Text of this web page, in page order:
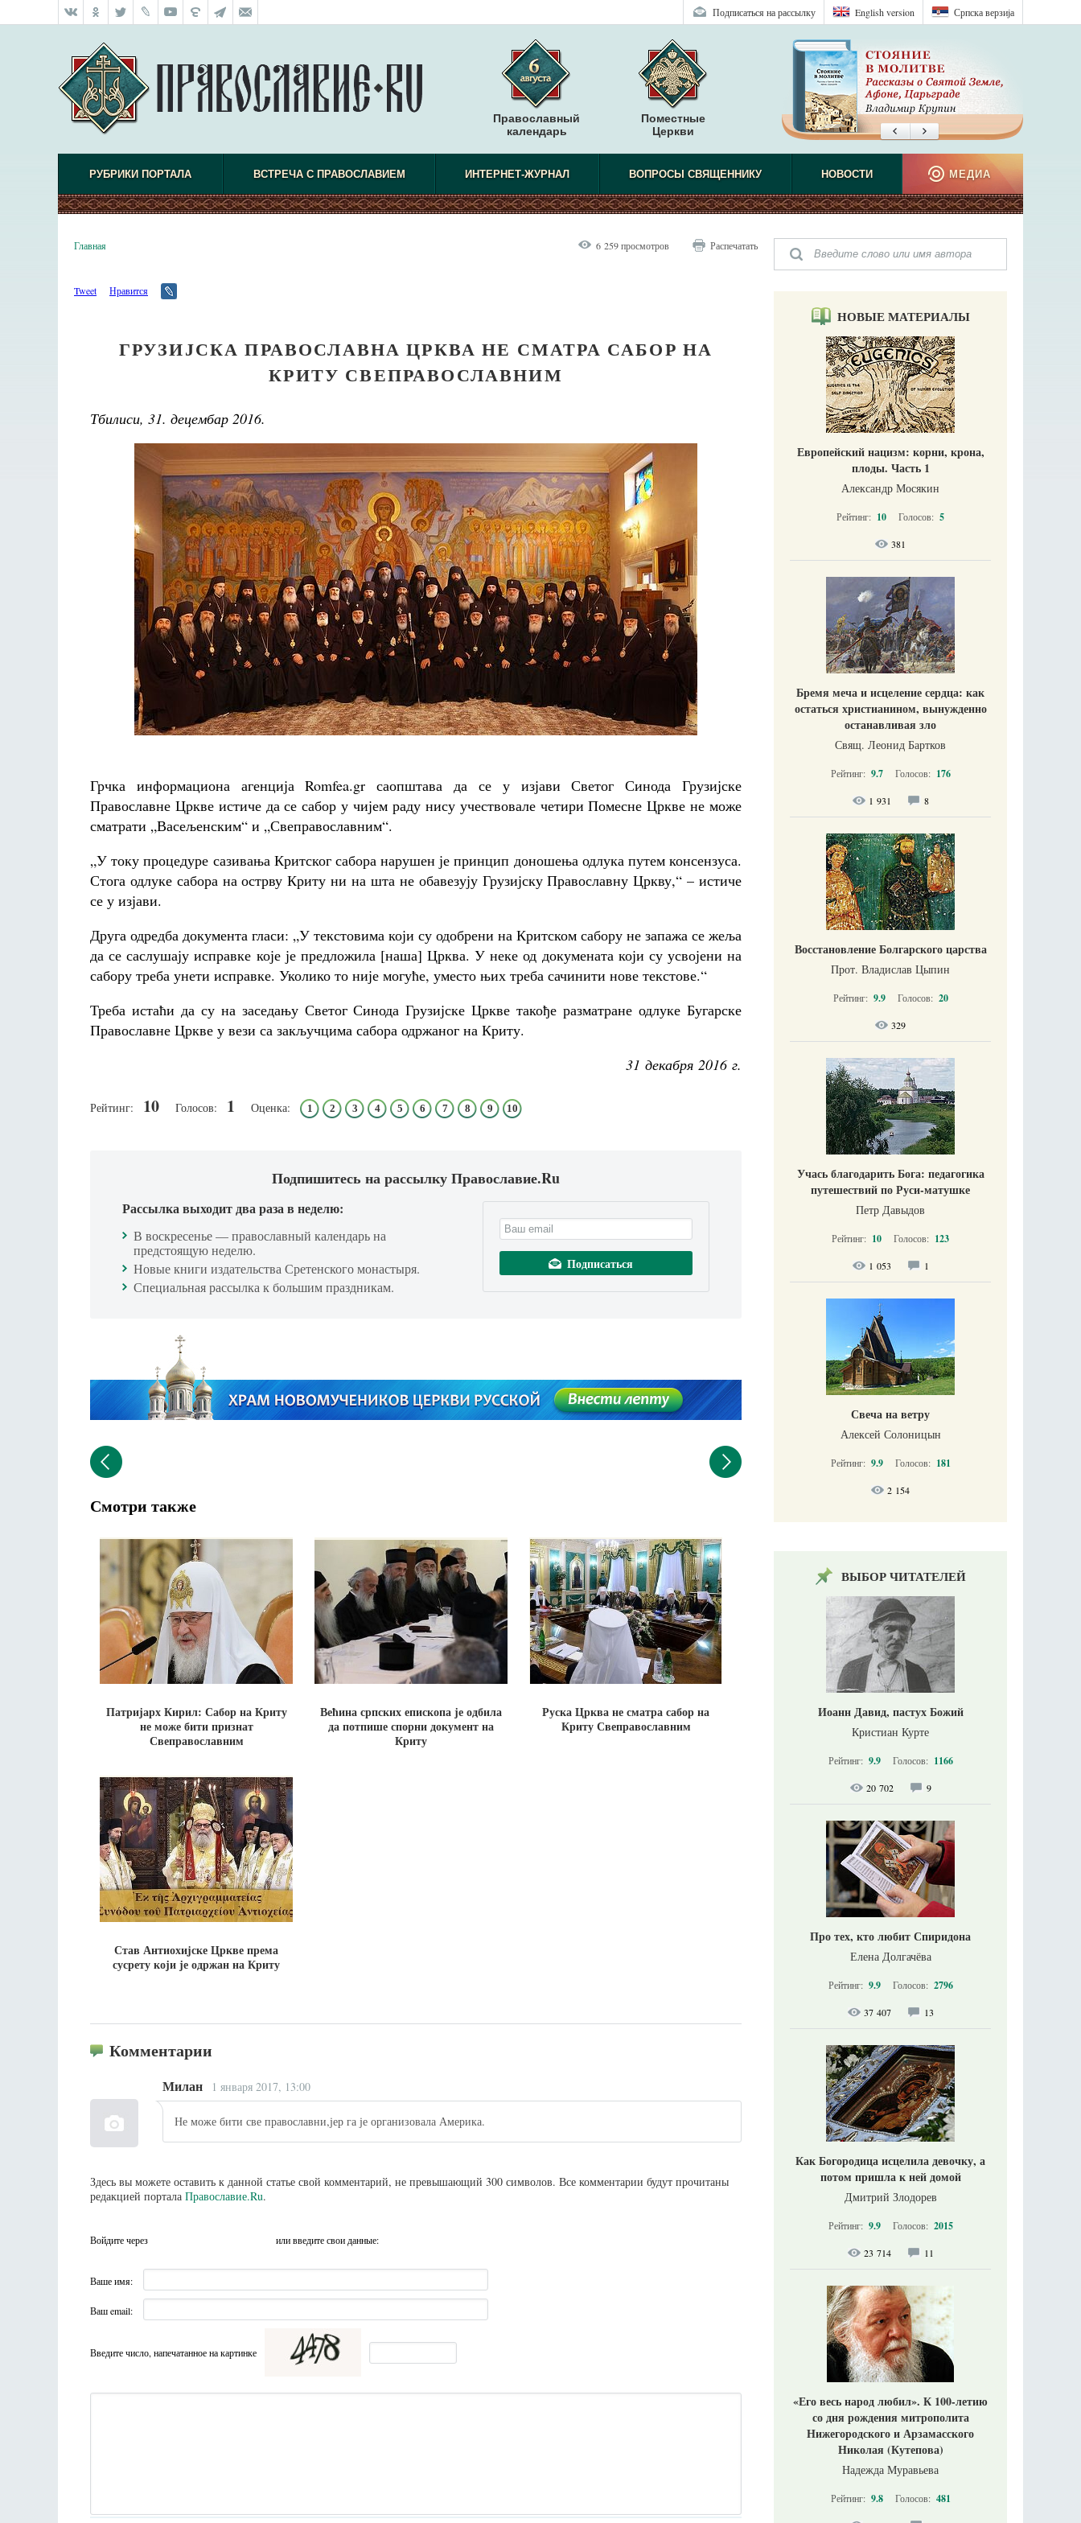
Српска верзиjа
English version
Подписаться на рассылку
Православный
календарь
Поместные
Церкви
РУБРИКИ ПОРТАЛА ВСТРЕЧА С ПРАВОСЛАВИЕМ ИНТЕРНЕТ-ЖУРНАЛ ВОПРОСЫ СВЯЩЕННИКУ НОВОСТИ МЕДИА
Главная 6 259 просмотров Распечатать
Tweet Нравится
ГРУЗИЈСКА ПРАВОСЛАВНА ЦРКВА НЕ СМАТРА САБОР НА
КРИТУ СВЕПРАВОСЛАВНИМ
Тбилиси, 31. децембар 2016.
Грчка информациона агенција Romfea.gr саопштава да се у изјави Светог Синода Грузијске
Православне Цркве истиче да се сабор у чијем раду нису учествовале четири Помесне Цркве не може
сматрати „Васељенским“ и „Свеправославним“.
„У току процедуре сазивања Критског сабора нарушен је принцип доношења одлука путем консензуса.
Стога одлуке сабора на острву Криту ни на шта не обавезују Грузијску Православну Цркву,“ – истиче
се у изјави.
Друга одредба документа гласи: „У текстовима који су одобрени на Критском сабору не запажа се жеља
да се саслушају исправке које је предложила [наша] Црква. У неке од докумената који су усвојени на
сабору треба унети исправке. Уколико то није могуће, уместо њих треба сачинити нове текстове.“
Треба истаћи да су на заседању Светог Синода Грузијске Цркве такође разматране одлуке Бугарске
Православне Цркве у вези са закључцима сабора одржаног на Криту.
31 декабря 2016 г.
Рейтинг: 10 Голосов: 1 Оценка: 1 2 3 4 5 6 7 8 9 10
Подпишитесь на рассылку Православие.Ru
Рассылка выходит два раза в неделю:
В воскресенье — православный календарь на
предстоящую неделю.
Новые книги издательства Сретенского монастыря.
Специальная рассылка к большим праздникам.
Смотри также
Патријарх Кирил: Сабор на Криту
не може бити признат
Свеправославним
Већина српских епископа је одбила
да потпише спорни документ на
Криту
Руска Црква не сматра сабор на
Криту Свеправославним
Став Антиохиjске Цркве према
сусрету који је одржан на Криту
Комментарии
Милан 1 января 2017, 13:00
Не може бити све православни,јер га је организовала Америка.
Здесь вы можете оставить к данной статье свой комментарий, не превышающий 300 символов. Все комментарии будут прочитаны
редакцией портала Православие.Ru.
Войдите через или введите свои данные:
Ваше имя:
Ваш email:
Введите число, напечатанное на картинке
НОВЫЕ МАТЕРИАЛЫ
Европейский нацизм: корни, крона,
плоды. Часть 1
Александр Мосякин
Рейтинг: 10 Голосов: 5
381
Бремя меча и исцеление сердца: как
остаться христианином, вынужденно
останавливая зло
Свящ. Леонид Бартков
Рейтинг: 9.7 Голосов: 176
1 931 8
Восстановление Болгарского царства
Прот. Владислав Цыпин
Рейтинг: 9.9 Голосов: 20
329
Учась благодарить Бога: педагогика
путешествий по Руси-матушке
Петр Давыдов
Рейтинг: 10 Голосов: 123
1 053 1
Свеча на ветру
Алексей Солоницын
Рейтинг: 9.9 Голосов: 181
2 154
ВЫБОР ЧИТАТЕЛЕЙ
Иоанн Давид, пастух Божий
Кристиан Курте
Рейтинг: 9.9 Голосов: 1166
20 702 9
Про тех, кто любит Спиридона
Елена Долгачёва
Рейтинг: 9.9 Голосов: 2796
37 407 13
Как Богородица исцелила девочку, а
потом пришла к ней домой
Дмитрий Злодорев
Рейтинг: 9.9 Голосов: 2015
23 714 11
«Его весь народ любил». К 100-летию
со дня рождения митрополита
Нижегородского и Арзамасского
Николая (Кутепова)
Надежда Муравьева
Рейтинг: 9.8 Голосов: 481